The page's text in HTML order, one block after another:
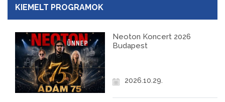
KIEMELT PROGRAMOK
Neoton Koncert 2026
Budapest
2026.10.29.